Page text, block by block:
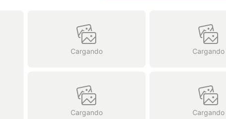
Cargando Cargando
Cargando Cargando